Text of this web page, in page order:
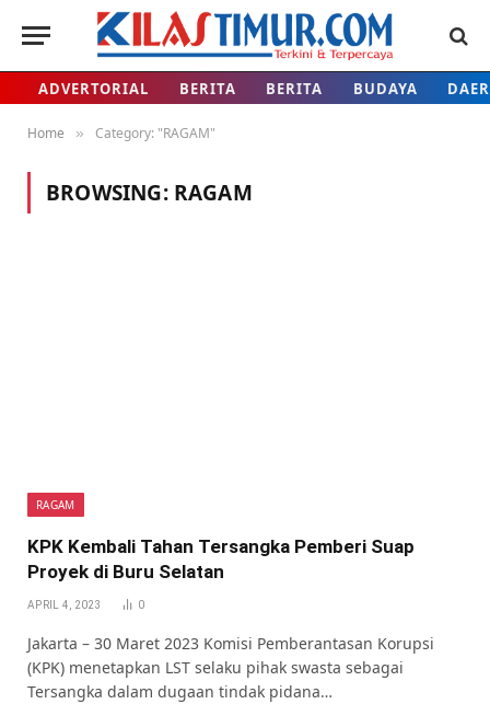
ADVERTORIAL BERITA BERITA BUDAYA
Home » Category: "RAGAM"
BROWSING: RAGAM
RAGAM
KPK Kembali Tahan Tersangka Pemberi Suap
Proyek di Buru Selatan
APRIL 4, 2023 0
Jakarta – 30 Maret 2023 Komisi Pemberantasan Korupsi
(KPK) menetapkan LST selaku pihak swasta sebagai
Tersangka dalam dugaan tindak pidana…